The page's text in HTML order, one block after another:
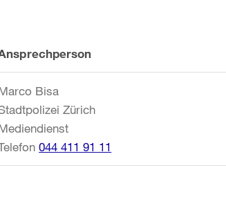
Bisa
Zürich
044 411 91 11